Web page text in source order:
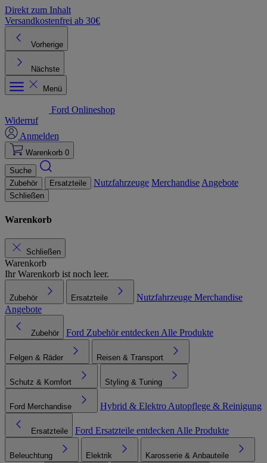
Direkt zum Inhalt
Versandkostenfrei ab 30€
Vorherige
Nächste
Menü
Ford Onlineshop
Widerruf
Anmelden
Warenkorb 0
Suche
Zubehör
Ersatzteile Nutzfahrzeuge Merchandise Angebote
Schließen
Warenkorb
Schließen
Warenkorb
Ihr Warenkorb ist noch leer.
Zubehör Ersatzteile Nutzfahrzeuge Merchandise
Angebote
Zubehör Ford Zubehör entdecken Alle Produkte
Felgen & Räder Reisen & Transport
Schutz & Komfort Styling & Tuning
Ford Merchandise Hybrid & Elektro Autopflege & Reinigung
Ersatzteile Ford Ersatzteile entdecken Alle Produkte
Beleuchtung Elektrik Karosserie & Anbauteile